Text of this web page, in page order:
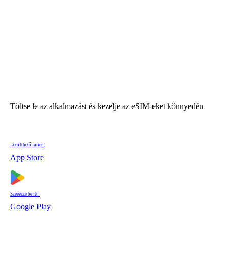
Töltse le az alkalmazást és kezelje az eSIM-eket könnyedén
Letölthető innen:
App Store
Szerezze be itt:
Google Play